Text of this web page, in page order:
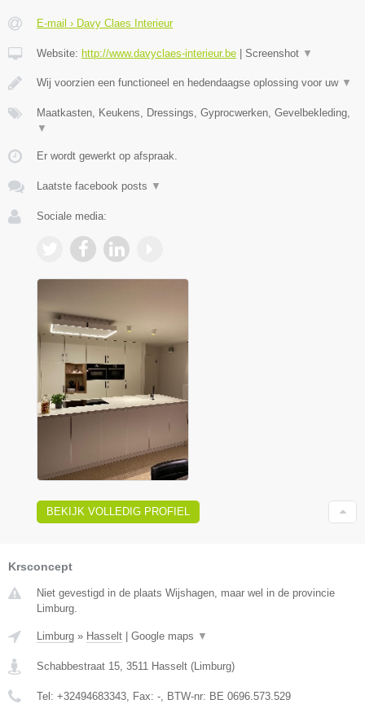
E-mail › Davy Claes Interieur
Website: http://www.davyclaes-interieur.be | Screenshot ▼
Wij voorzien een functioneel en hedendaagse oplossing voor uw ▼
Maatkasten, Keukens, Dressings, Gyprocwerken, Gevelbekleding,
▼
Er wordt gewerkt op afspraak.
Laatste facebook posts ▼
Sociale media:
BEKIJK VOLLEDIG PROFIEL
Krsconcept
Niet gevestigd in de plaats Wijshagen, maar wel in de provincie
Limburg.
Limburg » Hasselt Google maps ▼
Schabbestraat 15, 3511 Hasselt (Limburg)
Tel: +32494683343, Fax: -, BTW-nr: BE 0696.573.529